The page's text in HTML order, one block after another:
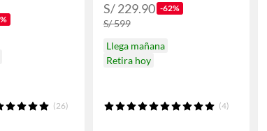
(26)
S/ 229.90 -62%
S/ 599
Llega mañana
Retira hoy
(4)